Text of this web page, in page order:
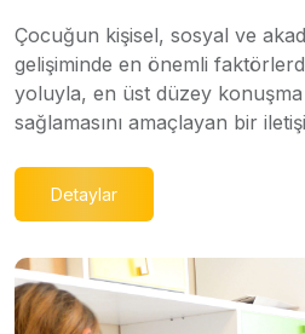
Çocuğun kişisel, sosyal ve
gelişiminde en önemli
yoluyla, en üst düzey konuşma
sağlamasını amaçlayan bir
Detaylar